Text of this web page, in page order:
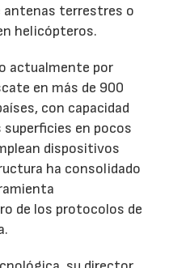
terrestres o
helicópteros.
actualmente por
en más de 900
con capacidad
en pocos
dispositivos
ha consolidado
de los protocolos de